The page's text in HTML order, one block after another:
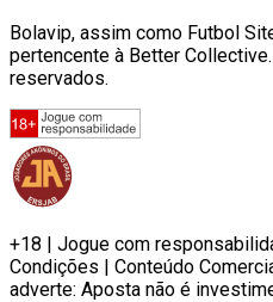
Bolavip, assim como Futbol
pertencente à Better
reservados.
+18 | Jogue com
Condições | Conteúdo
adverte: Aposta não é